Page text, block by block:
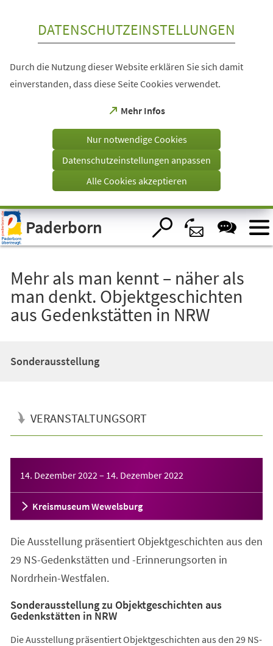
Visuelle
Assistenzsoftware
öffnen.
DATENSCHUTZEINSTELLUNGEN
Durch die Nutzung dieser Website erklären Sie sich damit
einverstanden, dass diese Seite Cookies verwendet.
Mehr Infos
(Öffnet
einem
Tab)
Nur notwendige Cookies
Datenschutzeinstellungen anpassen
Alle Cookies akzeptieren
Paderborn
Mehr als man kennt – näher als
man denkt. Objektgeschichten
aus Gedenkstätten in NRW
Sonderausstellung
VERANSTALTUNGSORT
14. Dezember 2022 – 14. Dezember 2022
Kreismuseum Wewelsburg
Die Ausstellung präsentiert Objektgeschichten aus den
29 NS-Gedenkstätten und -Erinnerungsorten in
Nordrhein-Westfalen.
Sonderausstellung zu Objektgeschichten aus
Gedenkstätten in NRW
Die Ausstellung präsentiert Objektgeschichten aus den 29 NS-